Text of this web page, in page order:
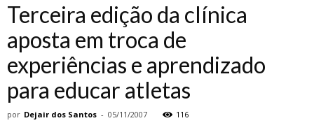
Terceira edição da clínica
aposta em troca de
experiências e aprendizado
para educar atletas
por Dejair dos Santos - 05/11/2007 116